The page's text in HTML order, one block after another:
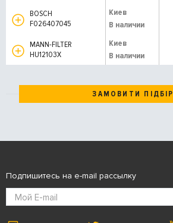
BOSCH
F026407045
Киев
В наличии
MANN-FILTER
HU12103X
Киев
В наличии
ЗАМОВИТИ ПІДБІР
Подпишитесь на e-mail рассылку